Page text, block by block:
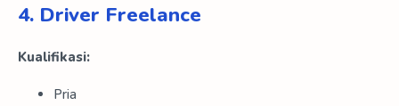
4. Driver Freelance
Kualifikasi:
Pria